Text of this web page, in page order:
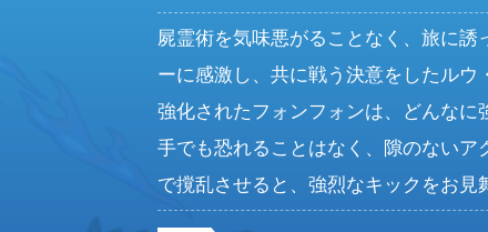
屍霊術を気味悪がることなく、旅に誘
ーに感激し、共に戦う決意をしたルウ
強化されたフォンフォンは、どんなに
手でも恐れることはなく、隙のないア
で撹乱させると、強烈なキックをお見